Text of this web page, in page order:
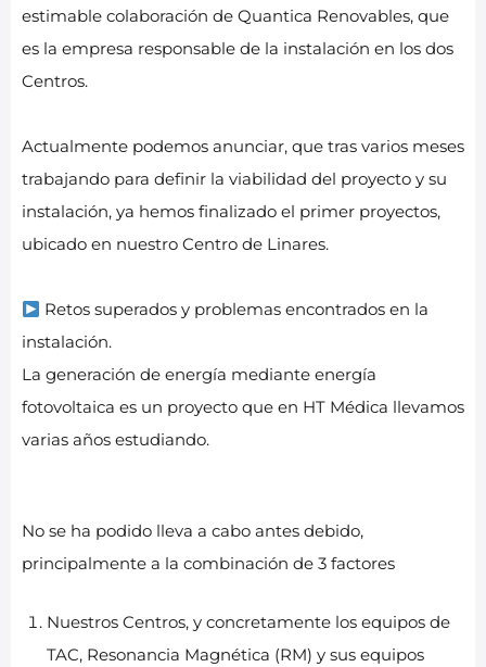
estimable colaboración de Quantica Renovables, que
es la empresa responsable de la instalación en los dos
Centros.
Actualmente podemos anunciar, que tras varios meses
trabajando para definir la viabilidad del proyecto y su
instalación, ya hemos finalizado el primer proyectos,
ubicado en nuestro Centro de Linares.
Retos superados y problemas encontrados en la
instalación.
La generación de energía mediante energía
fotovoltaica es un proyecto que en HT Médica llevamos
varias años estudiando.
No se ha podido lleva a cabo antes debido,
principalmente a la combinación de 3 factores
Nuestros Centros, y concretamente los equipos de
TAC, Resonancia Magnética (RM) y sus equipos